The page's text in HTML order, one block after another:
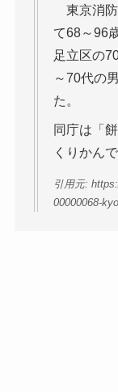
東京消防
て68～96
足立区の
～70代の
た。
同庁は「
くりかん
引用元:
00000068-